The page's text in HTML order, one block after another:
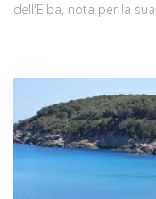
dell'Elba, nota per la sua...